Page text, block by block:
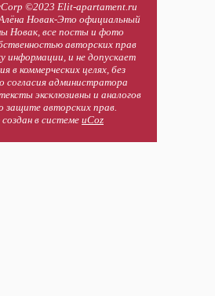
©2023 Elit-apartament.ru
Новак-Это официальный
Новак, все посты и фото
авторских прав
информации, и не допускает
в коммерческих целях, без
согласия администратора
эксклюзивны и аналогов
защите авторских прав.
в системе uCoz